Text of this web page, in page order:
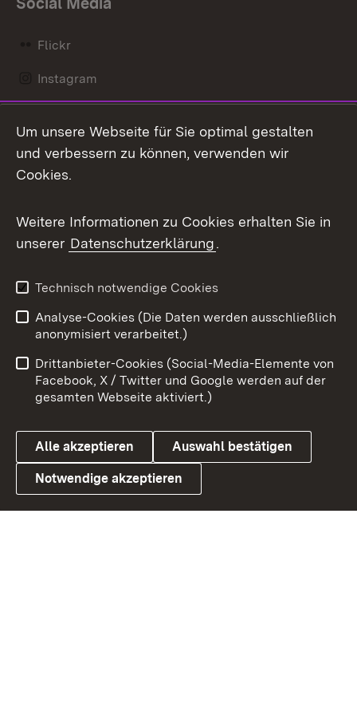
Flickr
Instagram
Mastodon
Messenger
Social Wall
X / Twitter
Youtube
Link zum Landesportal
Benutzungshinweise
Barrierefreiheit
Datenschutz
Cookies
Um unsere Webseite für Sie optimal gestalten
und verbessern zu können, verwenden wir
Cookies.
Weitere Informationen zu Cookies erhalten Sie in
unserer Datenschutzerklärung.
Technisch notwendige Cookies
Analyse-Cookies (Die Daten werden ausschließlich
anonymisiert verarbeitet.)
Drittanbieter-Cookies (Social-Media-Elemente von
Facebook, X / Twitter und Google werden auf der
gesamten Webseite aktiviert.)
Alle akzeptieren Auswahl bestätigen
Notwendige akzeptieren